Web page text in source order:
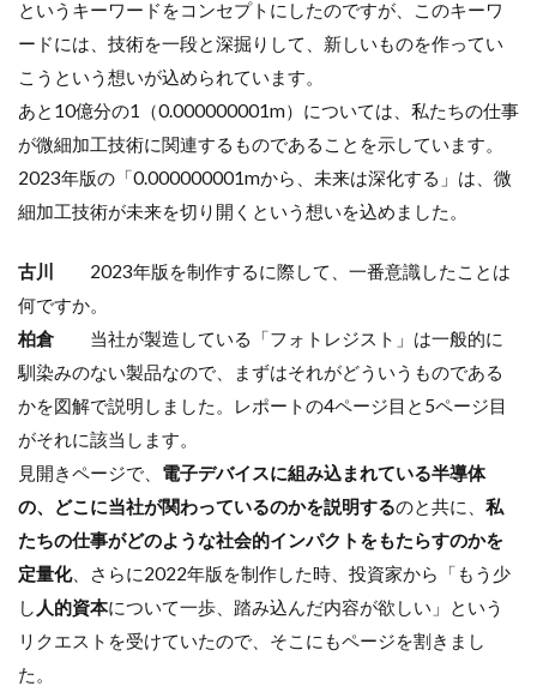
というキーワードをコンセプトにしたのですが、このキーワ
ードには、技術を一段と深掘りして、新しいものを作ってい
こうという想いが込められています。
あと10億分の1（0.000000001m）については、私たちの仕事
が微細加工技術に関連するものであることを示しています。
2023年版の「0.000000001mから、未来は深化する」は、微
細加工技術が未来を切り開くという想いを込めました。
古川
2023年版を制作するに際して、一番意識したことは
何ですか。
柏倉当社が製造している「フォトレジスト」は一般的に
馴染みのない製品なので、まずはそれがどういうものである
かを図解で説明しました。レポートの4ページ目と5ページ目
がそれに該当します。
見開きページで、 電子デバイスに組み込まれている半導体
の、どこに当社が関わっているのかを説明するのと共に、 私
たちの仕事がどのような社会的インパクトをもたらすのかを
定量化、さらに2022年版を制作した時、投資家から「もう少
し
人的資本について一歩、踏み込んだ内容が欲しい」という
リクエストを受けていたので、そこにもページを割きまし
た。